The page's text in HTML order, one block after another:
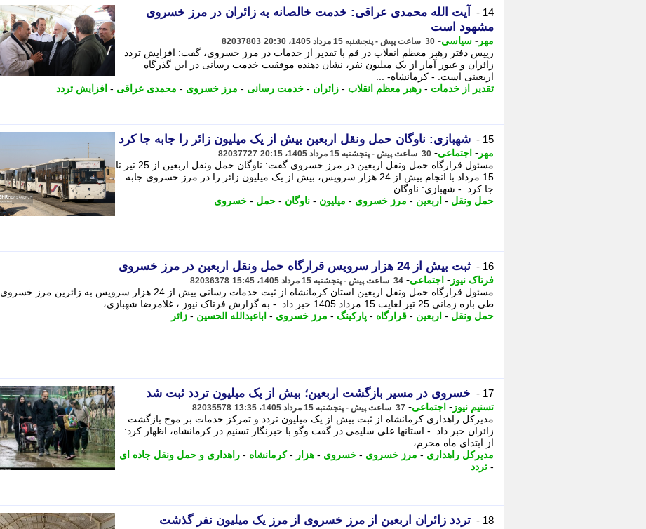
14 -
آیت الله محمدی عراقی: خدمت خالصانه به زائران در مرز خسروی
مشهود است
مهر - سیاسی- 30 ساعت پیش - پنجشنبه 15 مرداد 1405، 20:30 82037803
رییس دفتر رهبر معظم انقلاب در قم با تقدیر از خدمات در مرز خسروی، گفت: افزایش تردد
زائران و عبور آمار از یک میلیون نفر، نشان دهنده موفقیت خدمت رسانی در این گذرگاه
اربعینی است. - کرمانشاه- ...
تقدیر از خدمات - رهبر معظم انقلاب - زائران - خدمت رسانی - مرز خسروی - محمدی عراقی - افزایش تردد
15 - شهبازی: ناوگان حمل ونقل اربعین بیش از یک میلیون زائر را جابه جا کرد
مهر - اجتماعی- 30 ساعت پیش - پنجشنبه 15 مرداد 1405، 20:15 82037727
مسئول قرارگاه حمل ونقل اربعین در مرز خسروی گفت: ناوگان حمل ونقل اربعین از 25 تیر تا
15 مرداد با انجام بیش از 24 هزار سرویس، بیش از یک میلیون زائر را در مرز خسروی جابه
جا کرد. - شهبازی: ناوگان ...
حمل ونقل - اربعین - مرز خسروی - میلیون - ناوگان - حمل - خسروی
16 - ثبت بیش از 24 هزار سرویس قرارگاه حمل ونقل اربعین در مرز خسروی
فرتاک نیوز - اجتماعی- 34 ساعت پیش - پنجشنبه 15 مرداد 1405، 15:45 82036378
مسئول قرارگاه حمل ونقل اربعین استان کرمانشاه از ثبت خدمات رسانی بیش از 24 هزار سرویس به زائرین مرز خسروی
طی باره زمانی 25 تیر لغایت 15 مرداد 1405 خبر داد. - به گزارش فرتاک نیوز ، غلامرضا شهبازی،
حمل ونقل - اربعین - قرارگاه - پارکینگ - مرز خسروی - اباعبدالله الحسین - زائر
17 - خسروی در مسیر بازگشت اربعین؛ بیش از یک میلیون تردد ثبت شد
تسنیم نیوز - اجتماعی- 37 ساعت پیش - پنجشنبه 15 مرداد 1405، 13:35 82035578
مدیرکل راهداری کرمانشاه از ثبت بیش از یک میلیون تردد و تمرکز خدمات بر موج بازگشت
زائران خبر داد. - استانها علی سلیمی در گفت وگو با خبرنگار تسنیم در کرمانشاه، اظهار کرد:
از ابتدای ماه محرم،
مدیرکل راهداری - مرز خسروی - خسروی - هزار -کرمانشاه - راهداری و حمل ونقل جاده ای
- تردد
18 - تردد زائران اربعین از مرز خسروی از مرز یک میلیون نفر گذشت